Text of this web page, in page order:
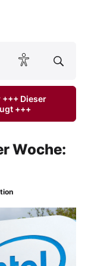
lesen
Dieser
+++
Woche: